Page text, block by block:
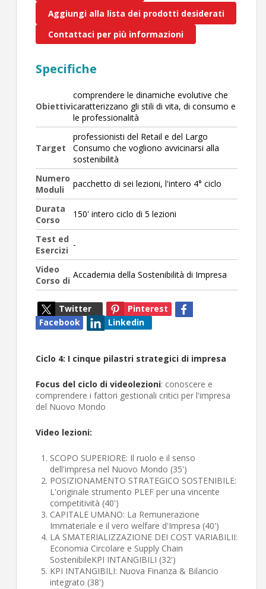
Aggiungi alla lista dei prodotti desiderati
Contattaci per più informazioni
Specifiche
Obiettivi
comprendere le dinamiche evolutive che
caratterizzano gli stili di vita, di consumo e
le professionalità
Target
professionisti del Retail e del Largo
Consumo che vogliono avvicinarsi alla
sostenibilità
Numero
Moduli
pacchetto di sei lezioni, l'intero 4° ciclo
Durata
Corso
150' intero ciclo di 5 lezioni
Test ed
Esercizi
-
Video
Corso di
Accademia della Sostenibilità di Impresa
Twitter
Pinterest
Facebook
Linkedin
Ciclo 4: I cinque pilastri strategici di impresa
Focus del ciclo di videolezioni: conoscere e
comprendere i fattori gestionali critici per l'impresa
del Nuovo Mondo
Video lezioni:
SCOPO SUPERIORE: Il ruolo e il senso
dell'impresa nel Nuovo Mondo (35')
POSIZIONAMENTO STRATEGICO SOSTENIBILE:
L'originale strumento PLEF per una vincente
competitività (40')
CAPITALE UMANO: La Remunerazione
Immateriale e il vero welfare d'Impresa (40')
LA SMATERIALIZZAZIONE DEI COST VARIABILII:
Economia Circolare e Supply Chain
SostenibileKPI INTANGIBILI (32')
KPI INTANGIBILI: Nuova Finanza & Bilancio
integrato (38')